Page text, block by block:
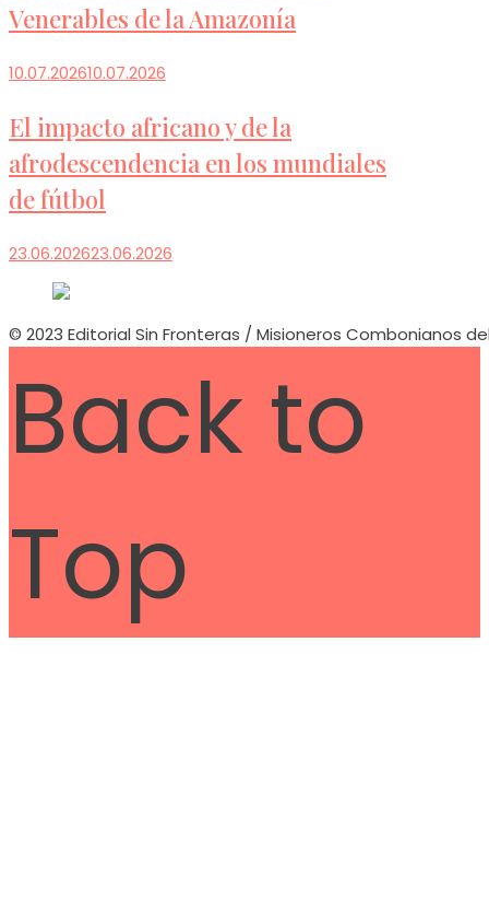
Venerables de la Amazonía
10.07.202610.07.2026
El impacto africano y de la
afrodescendencia en los mundiales
de fútbol
23.06.202623.06.2026
© 2023 Editorial Sin Fronteras / Misioneros Combonianos
Back to
Top